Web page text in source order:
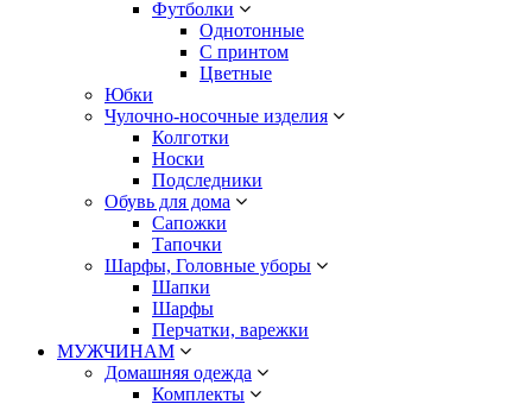
Футболки
Однотонные
С принтом
Цветные
Юбки
Чулочно-носочные изделия
Колготки
Носки
Подследники
Обувь для дома
Сапожки
Тапочки
Шарфы, Головные уборы
Шапки
Шарфы
Перчатки, варежки
МУЖЧИНАМ
Домашняя одежда
Комплекты